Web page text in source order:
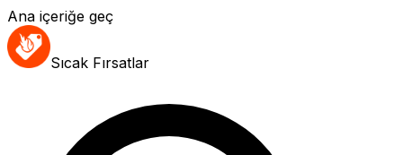
Ana içeriğe geç
Sıcak Fırsatlar